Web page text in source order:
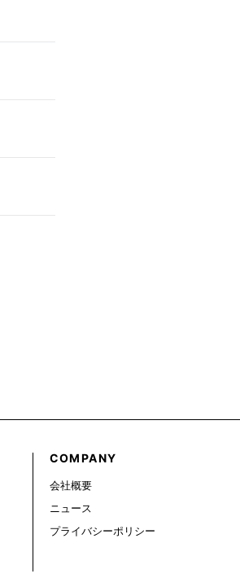
COMPANY
会社概要
ニュース
プライバシーポリシー